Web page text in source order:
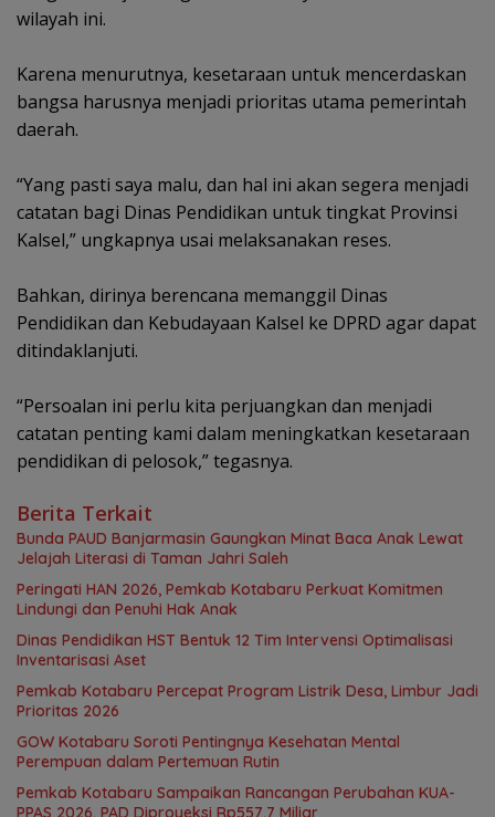
wilayah ini.
Karena menurutnya, kesetaraan untuk mencerdaskan
bangsa harusnya menjadi prioritas utama pemerintah
daerah.
“Yang pasti saya malu, dan hal ini akan segera menjadi
catatan bagi Dinas Pendidikan untuk tingkat Provinsi
Kalsel,” ungkapnya usai melaksanakan reses.
Bahkan, dirinya berencana memanggil Dinas
Pendidikan dan Kebudayaan Kalsel ke DPRD agar dapat
ditindaklanjuti.
“Persoalan ini perlu kita perjuangkan dan menjadi
catatan penting kami dalam meningkatkan kesetaraan
pendidikan di pelosok,” tegasnya.
Berita Terkait
Bunda PAUD Banjarmasin Gaungkan Minat Baca Anak Lewat
Jelajah Literasi di Taman Jahri Saleh
Peringati HAN 2026, Pemkab Kotabaru Perkuat Komitmen
Lindungi dan Penuhi Hak Anak
Dinas Pendidikan HST Bentuk 12 Tim Intervensi Optimalisasi
Inventarisasi Aset
Pemkab Kotabaru Percepat Program Listrik Desa, Limbur Jadi
Prioritas 2026
GOW Kotabaru Soroti Pentingnya Kesehatan Mental
Perempuan dalam Pertemuan Rutin
Pemkab Kotabaru Sampaikan Rancangan Perubahan KUA-
PPAS 2026, PAD Diproyeksi Rp557,7 Miliar